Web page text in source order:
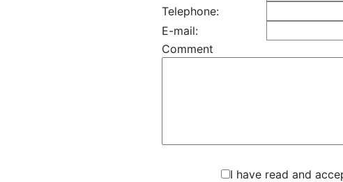
Telephone:
E-mail:
Comment
I have read and